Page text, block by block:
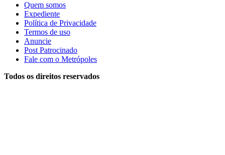
Quem somos
Expediente
Política de Privacidade
Termos de uso
Anuncie
Post Patrocinado
Fale com o Metrópoles
Todos os direitos reservados